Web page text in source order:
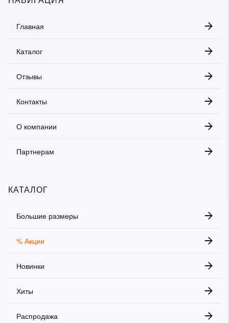
Главная
Каталог
Отзывы
Контакты
О компании
Партнерам
КАТАЛОГ
Большие размеры
% Акции
Новинки
Хиты
Распродажа